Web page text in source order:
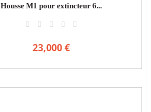
Housse M1 pour extincteur 6...
23,000 €